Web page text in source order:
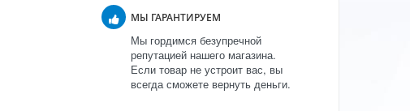
МЫ ГАРАНТИРУЕМ
Мы гордимся безупречной
репутацией нашего магазина.
Если товар не устроит вас, вы
всегда сможете вернуть деньги.